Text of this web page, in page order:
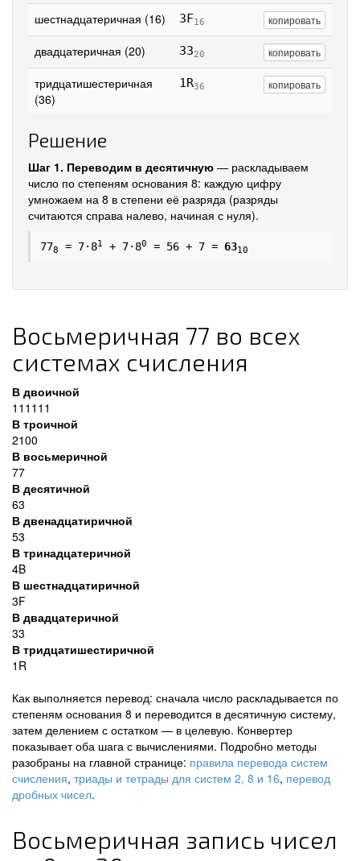
шестнадцатеричная (16) 3F16 копировать
двадцатеричная (20) 3320 копировать
тридцатишестеричная
(36)
1R36 копировать
Решение
Шаг 1. Переводим в десятичную — раскладываем
число по степеням основания 8: каждую цифру
умножаем на 8 в степени её разряда (разряды
считаются справа налево, начиная с нуля).
778 = 7·81 + 7·80 = 56 + 7 = 6310
Восьмеричная 77 во всех
системах счисления
В двоичной
111111
В троичной
2100
В восьмеричной
77
В десятичной
63
В двенадцатиричной
53
В тринадцатеричной
4B
В шестнадцатиричной
3F
В двадцатеричной
33
В тридцатишестиричной
1R
Как выполняется перевод: сначала число раскладывается по
степеням основания 8 и переводится в десятичную систему,
затем делением с остатком — в целевую. Конвертер
показывает оба шага с вычислениями. Подробно методы
разобраны на главной странице: правила перевода систем
счисления, триады и тетрады для систем 2, 8 и 16, перевод
дробных чисел.
Восьмеричная запись чисел